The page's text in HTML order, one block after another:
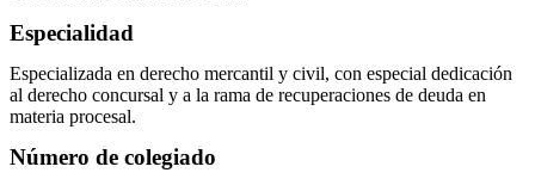
Especialidad
Especializada en derecho mercantil y civil, con especial dedicación
al derecho concursal y a la rama de recuperaciones de deuda en
materia procesal.
Número de colegiado